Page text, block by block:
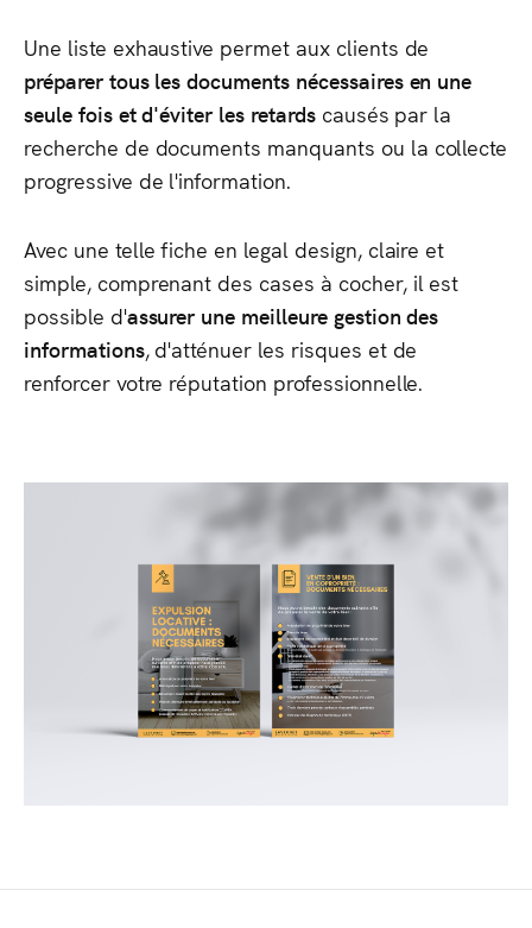
Une liste exhaustive permet aux clients de
préparer tous les documents nécessaires en une
seule fois et d'éviter les retardscausés par la
recherche de documents manquants ou la collecte
progressive de l'information.
Avec une telle fiche en legal design, claire et
simple, comprenant des cases à cocher, il est
possible d'assurer une meilleure gestion des
informations, d'atténuer les risques et de
renforcer votre réputation professionnelle.